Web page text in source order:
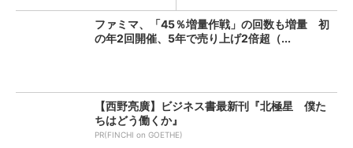
ファミマ、「45％増量作戦」の回数も増量 初
の年2回開催、5年で売り上げ2倍超（...
【西野亮廣】ビジネス書最新刊『北極星 僕た
ちはどう働くか』
PR(FINCHI on GOETHE)